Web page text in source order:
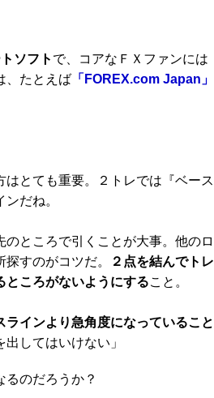
ソフト で、コアなＦＸファンには
、たとえば 「FOREX.com Japan」
とても重要。２トレでは『ベース
だね。
ところで引くことが大事。他のロ
すのがコツだ。
２点を結んでトレ
ところがないようにすること。
ラインより急角度になっていること
してはいけない」
のだろうか？